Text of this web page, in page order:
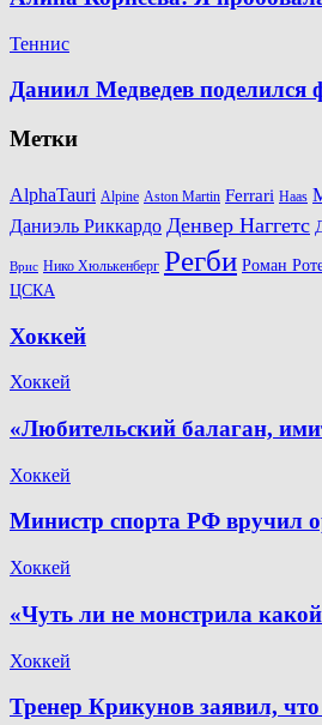
Теннис
Даниил Медведев поделился
Метки
AlphaTauri Alpine Aston Martin Ferrari Haas
Даниэль Риккардо Денвер Наггетс
Врис Нико Хюлькенберг Регби Роман
ЦСКА
Хоккей
Хоккей
«Любительский балаган,
Хоккей
Министр спорта РФ вручил
Хоккей
«Чуть ли не монстрила
Хоккей
Тренер Крикунов заявил,